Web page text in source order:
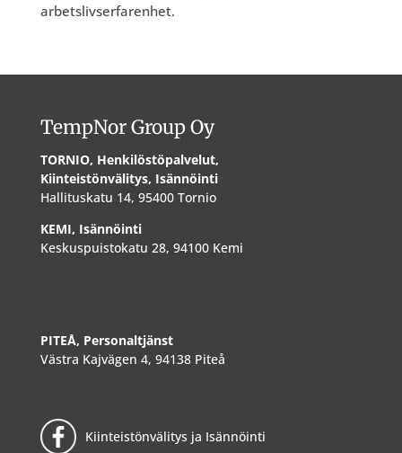
arbetslivserfarenhet.
TempNor Group Oy
TORNIO, Henkilöstöpalvelut,
Kiinteistönvälitys, Isännöinti
Hallituskatu 14, 95400 Tornio
KEMI, Isännöinti
Keskuspuistokatu 28, 94100 Kemi
PITEÅ, Personaltjänst
Västra Kajvägen 4, 94138 Piteå
Kiinteistönvälitys ja Isännöinti